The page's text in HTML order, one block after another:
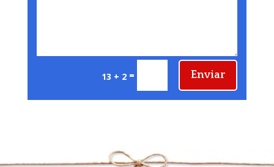
13 + 2 = Enviar